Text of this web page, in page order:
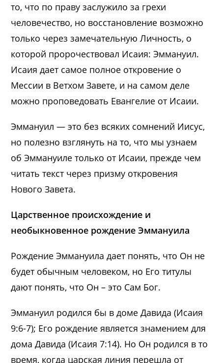
то, что по праву заслужило за грехи
человечество, но восстановление возможно
только через замечательную Личность, о
которой пророчествовал Исаия: Эммануил.
Исаия дает самое полное откровение о
Мессии в Ветхом Завете, и на самом деле
можно проповедовать Евангелие от Исаии.
Эммануил — это без всяких сомнений Иисус,
но полезно взглянуть на то, что мы узнаем
об Эммануиле только от Исаии, прежде чем
читать текст через призму откровения
Нового Завета.
Царственное происхождение и
необыкновенное рождение Эммануила
Рождение Эммануила дает понять, что Он не
будет обычным человеком, но Его титулы
дают понять, что Он – это Сам Бог.
Эммануил родился бы в доме Давида (Исаия
9:6-7); Его рождение является знамением для
дома Давида (Исаия 7:14). Но Он родился в то
время, когда царская линия перешла от